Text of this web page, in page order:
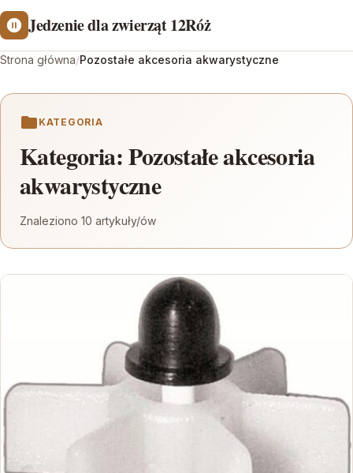
Jedzenie dla zwierząt 12Róż
Strona główna/Pozostałe akcesoria akwarystyczne
KATEGORIA
Kategoria:Pozostałe akcesoria
akwarystyczne
Znaleziono 10 artykuły/ów